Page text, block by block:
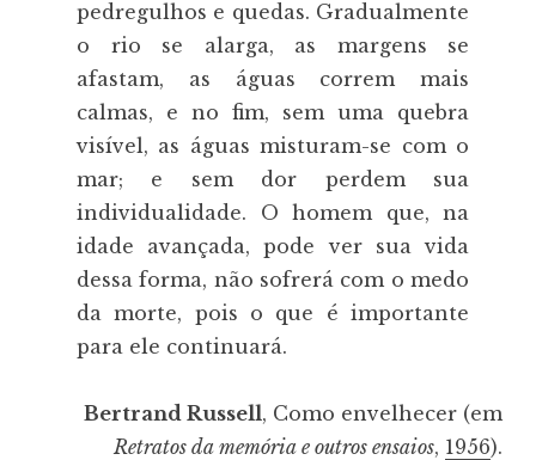
pedregulhos e quedas. Gradualmente
o rio se alarga, as margens se
afastam, as águas correm mais
calmas, e no fim, sem uma quebra
visível, as águas misturam-se com o
mar; e sem dor perdem sua
individualidade. O homem que, na
idade avançada, pode ver sua vida
dessa forma, não sofrerá com o medo
da morte, pois o que é importante
para ele continuará.
Bertrand Russell, Como envelhecer (em
Retratos da memória e outros ensaios, 1956).